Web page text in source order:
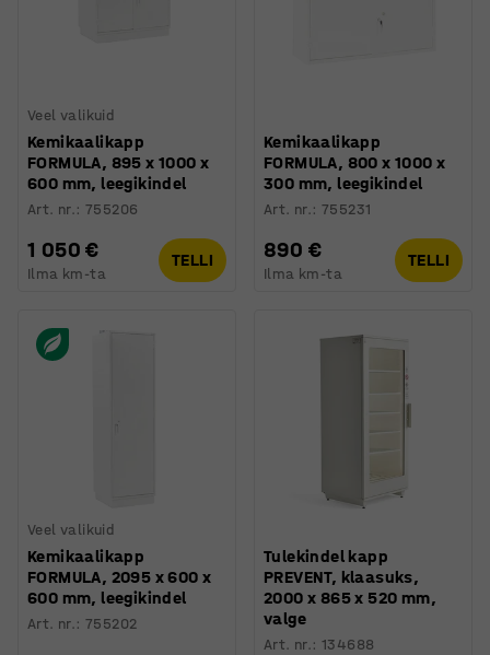
Veel valikuid
Kemikaalikapp
FORMULA, 895 x 1000 x
600 mm, leegikindel
Art. nr.:755206
1 050 €
Ilma km-ta
TELLI
Kemikaalikapp
FORMULA, 800 x 1000 x
300 mm, leegikindel
Art. nr.:755231
890 €
Ilma km-ta
TELLI
Veel valikuid
Kemikaalikapp
FORMULA, 2095 x 600 x
600 mm, leegikindel
Art. nr.:755202
Tulekindel kapp
PREVENT, klaasuks,
2000 x 865 x 520 mm,
valge
Art. nr.:134688